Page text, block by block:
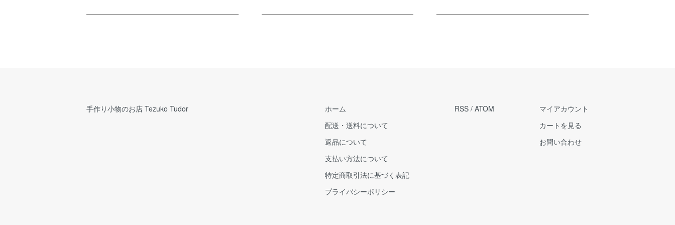
手作り小物のお店 Tezuko Tudor
ホーム
配送・送料について
返品について
支払い方法について
特定商取引法に基づく表記
プライバシーポリシー
RSS / ATOM
マイアカウント
カートを見る
お問い合わせ